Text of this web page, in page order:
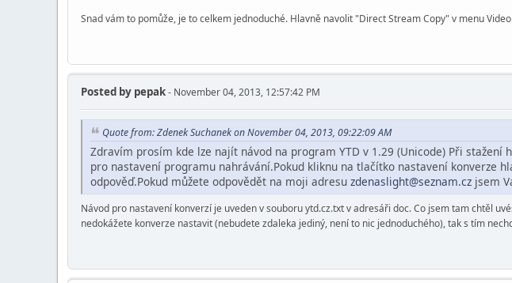
Snad vám to pomůže, je to celkem jednoduché. Hlavně navolit "Direct Stream Copy" v menu
Posted by pepak- November 04, 2013, 12:57:42 PM
Quote from: Zdenek Suchanek on November 04, 2013, 09:22:09 AM
Zdravím prosím kde lze najít návod na program YTD v 1.29 (Unicode) Při
pro nastavení programu nahrávání.Pokud kliknu na tlačítko nastavení konverze
odpověď.Pokud můžete odpovědět na moji adresu zdenaslight@seznam.cz jsem
Návod pro nastavení konverzí je uveden v souboru ytd.cz.txt v adresáři doc. Co jsem tam chtěl
nedokážete konverze nastavit (nebudete zdaleka jediný, není to nic jednoduchého), tak s tím